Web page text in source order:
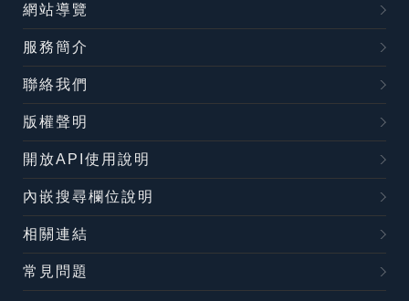
網站導覽
服務簡介
聯絡我們
版權聲明
開放API使用說明
內嵌搜尋欄位說明
相關連結
常見問題